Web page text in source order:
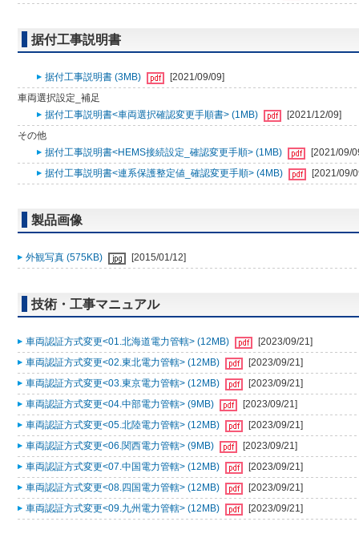
据付工事説明書
据付工事説明書 (3MB)
[2021/09/09]
車両選択設定_補足
据付工事説明書<車両選択確認変更手順書> (1MB)
[2021/12/09]
その他
据付工事説明書<HEMS接続設定_確認変更手順> (1MB)
[2021/09/
据付工事説明書<連系保護整定値_確認変更手順> (4MB)
[2021/09/
製品画像
外観写真 (575KB) [2015/01/12]
技術・工事マニュアル
車両認証方式変更<01.北海道電力管轄> (12MB)
[2023/09/21]
車両認証方式変更<02.東北電力管轄> (12MB)
[2023/09/21]
車両認証方式変更<03.東京電力管轄> (12MB)
[2023/09/21]
車両認証方式変更<04.中部電力管轄> (9MB)
[2023/09/21]
車両認証方式変更<05.北陸電力管轄> (12MB)
[2023/09/21]
車両認証方式変更<06.関西電力管轄> (9MB)
[2023/09/21]
車両認証方式変更<07.中国電力管轄> (12MB)
[2023/09/21]
車両認証方式変更<08.四国電力管轄> (12MB)
[2023/09/21]
車両認証方式変更<09.九州電力管轄> (12MB)
[2023/09/21]